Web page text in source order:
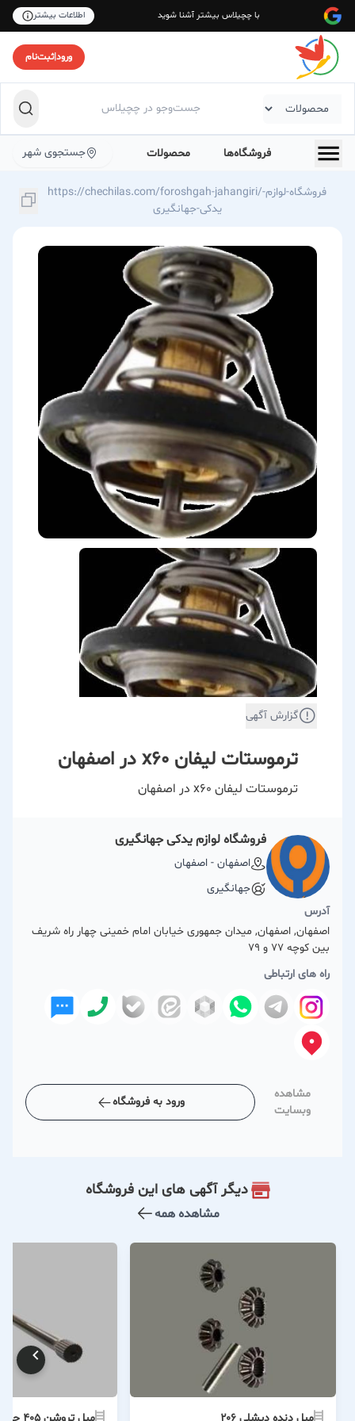
با چچیلاس بیشتر آشنا شوید اطلاعات بیشتر
ورود|ثبت‌نام
فروشگاه‌ها محصولات جستجوی شهر
https://chechilas.com/foroshgah-jahangiri/فروشگاه-لوازم-
یدکی-جهانگیری
گزارش آگهی
ترموستات لیفان x60 در اصفهان
ترموستات لیفان x60 در اصفهان
فروشگاه لوازم یدکی جهانگیری
اصفهان - اصفهان
جهانگیری
آدرس
اصفهان, اصفهان, میدان جمهوری خیابان امام خمینی چهار راه شریف
بین کوچه 77 و 79
راه های ارتباطی
مشاهده
وبسایت
ورود به فروشگاه
دیگر آگهی های این فروشگاه
مشاهده همه